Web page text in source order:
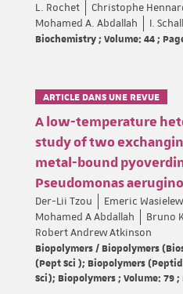
L. Rochet
Christophe
Mohamed A. Abdallah
I.
Biochemistry ; Volume: 44 ;
ARTICLE DANS UNE REVUE
A low-temperature
study of two
metal-bound
Pseudomonas
Der-Lii Tzou
Emeric
Mohamed A Abdallah
Bruno
Robert Andrew Atkinson
Biopolymers / Biopolymers
(Pept Sci ); Biopolymers
Sci); Biopolymers ; Volume: 79 ;